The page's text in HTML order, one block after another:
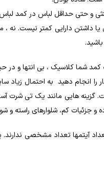
خنثی و حتی حداقل لباس در
داشتن دارایی کمتر نیست. نه
کمد شما کلاسیک ، بی انتها و
را انجام دهید به احتمال
هایی مانند یک تی شرت
کم، شلوارهای راسته و